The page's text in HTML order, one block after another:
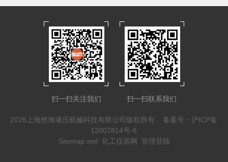
扫一扫关注我们 扫一扫联系我们
2026上海然海液压机械科技有限公司版权所有 备案号：沪ICP备
12007814号-6
Sitemap.xml 化工仪器网 管理登陆